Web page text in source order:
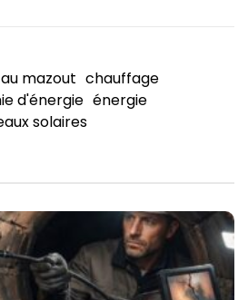
mazout chauffage
d'énergie énergie
solaires